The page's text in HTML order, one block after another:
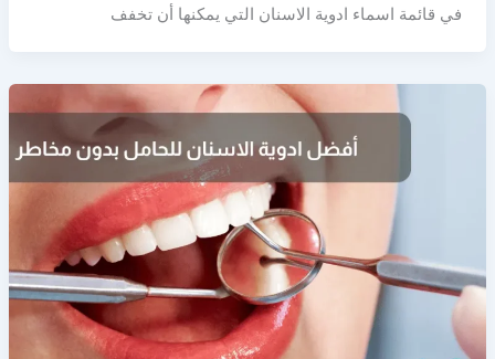
في قائمة اسماء ادوية الاسنان التي يمكنها أن تخفف